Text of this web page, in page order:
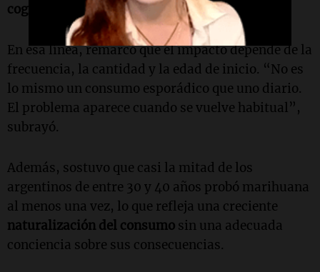
cognitivo
a largo plazo”, detalló.
En esa línea, remarcó que el impacto depende de la
frecuencia, la cantidad y la edad de inicio. “No es
lo mismo un consumo esporádico que uno diario.
El problema aparece cuando se vuelve habitual”,
subrayó.
Además, sostuvo que casi la mitad de los
argentinos de entre 30 y 40 años probó marihuana
al menos una vez, lo que refleja una creciente
naturalización del consumo sin una adecuada
conciencia sobre sus consecuencias.